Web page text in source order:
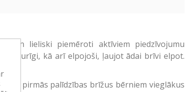
un lieliski piemēroti aktīviem piedzīvojumu
noturīgi, kā arī elpojoši, ļaujot ādai brīvi elpot.
pirmās palīdzības brīžus bērniem vieglākus